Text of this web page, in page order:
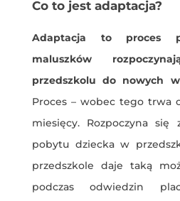
Co to jest adaptacja?
Adaptacja to proces
maluszków
przedszkolu do nowych
Proces – wobec tego
miesięcy. Rozpoczyna
pobytu dziecka w
przedszkole daje taką
podczas odwiedzin